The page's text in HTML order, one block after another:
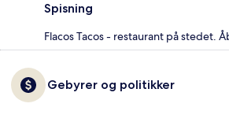
Spisning
Flacos Tacos - restaurant på stedet.
Gebyrer og politikker